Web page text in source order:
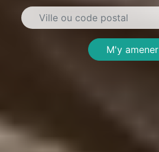
M'y amener